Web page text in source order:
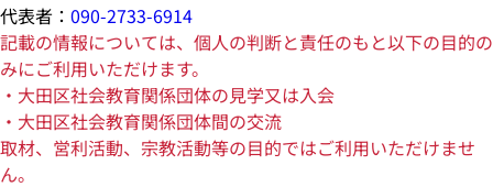
代表者： 090-2733-6914
記載の情報については、個人の判断と責任のもと以下の目的の
みにご利用いただけます。
・大田区社会教育関係団体の見学又は入会
・大田区社会教育関係団体間の交流
取材、営利活動、宗教活動等の目的ではご利用いただけませ
ん。